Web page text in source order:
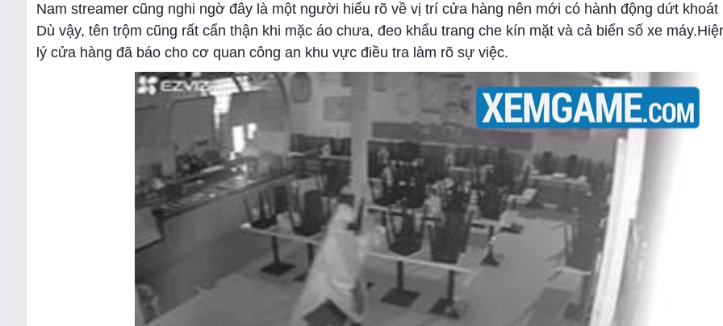
Nam streamer cũng nghi ngờ đây là một người hiểu rõ về vị trí cửa hàng nên mới có hành động dứt khoát
Dù vậy, tên trộm cũng rất cẩn thận khi mặc áo chưa, đeo khẩu trang che kín mặt và cả biển số xe
lý cửa hàng đã báo cho cơ quan công an khu vực điều tra làm rõ sự việc.